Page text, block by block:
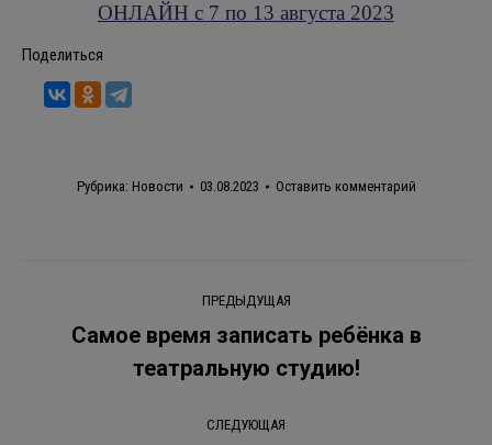
ОНЛАЙН с 7 по 13 августа 2023
Поделиться
Рубрика: Новости 03.08.2023 Оставить комментарий
Навигация
записям
ПРЕДЫДУЩАЯ
Предыдущая
запись:
Самое время записать ребёнка в
театральную студию!
СЛЕДУЮЩАЯ